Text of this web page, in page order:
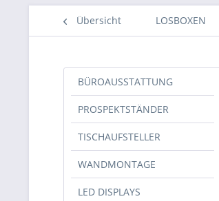
Übersicht LOSBOXEN
BÜROAUSSTATTUNG
PROSPEKTSTÄNDER
TISCHAUFSTELLER
WANDMONTAGE
LED DISPLAYS